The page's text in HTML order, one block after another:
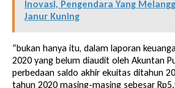
Inovasi, Pengendara Yang
Janur Kuning
“bukan hanya itu, dalam laporan
2020 yang belum diaudit oleh Akuntan
perbedaan saldo akhir ekuitas ditahun
tahun 2020 masing-masing sebesar